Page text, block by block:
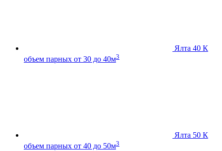
Ялта 40 К
объем парных от 30 до 40м3
Ялта 50 К
объем парных от 40 до 50м3